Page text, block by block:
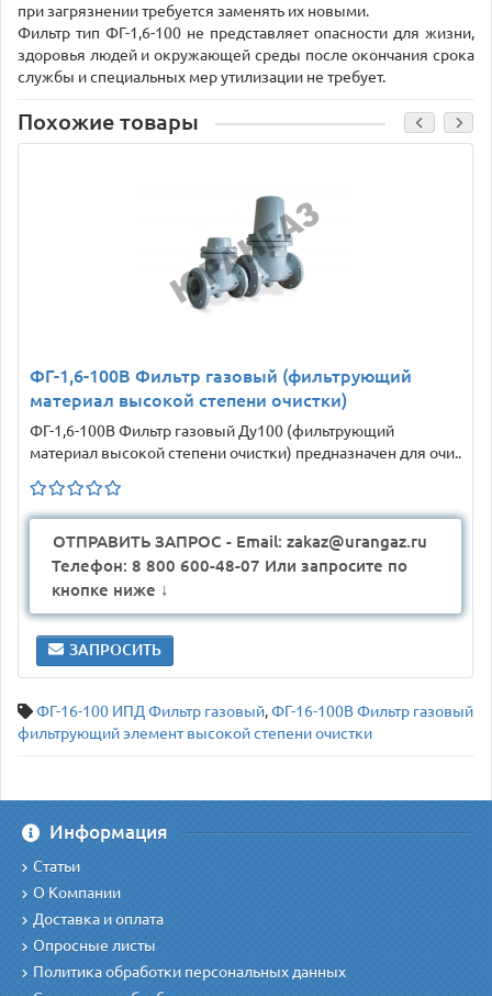
при загрязнении требуется заменять их новыми.
Фильтр тип ФГ-1,6-100 не представляет опасности для жизни,
здоровья людей и окружающей среды после окончания срока
службы и специальных мер утилизации не требует.
Похожие товары
ФГ-1,6-100В Фильтр газовый (фильтрующий
материал высокой степени очистки)
ФГ-1,6-100В Фильтр газовый Ду100 (фильтрующий
материал высокой степени очистки) предназначен для очи..
ОТПРАВИТЬ ЗАПРОС - Email: zakaz@urangaz.ru
Телефон: 8 800 600-48-07 Или запросите по
кнопке ниже ↓
ЗАПРОСИТЬ
ФГ-16-100 ИПД Фильтр газовый,ФГ-16-100В Фильтр газовый
фильтрующий элемент высокой степени очистки
Информация
Статьи
О Компании
Доставка и оплата
Опросные листы
Политика обработки персональных данных